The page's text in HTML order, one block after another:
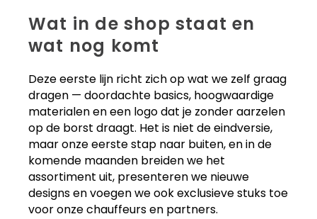
Wat in de shop staat en
wat nog komt
Deze eerste lijn richt zich op wat we zelf graag
dragen — doordachte basics, hoogwaardige
materialen en een logo dat je zonder aarzelen
op de borst draagt. Het is niet de eindversie,
maar onze eerste stap naar buiten, en in de
komende maanden breiden we het
assortiment uit, presenteren we nieuwe
designs en voegen we ook exclusieve stuks toe
voor onze chauffeurs en partners.